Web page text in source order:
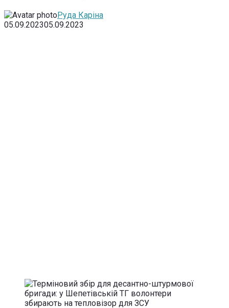
Руда Каріна
05.09.202305.09.2023